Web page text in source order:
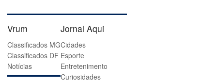
Vrum
Classificados MG
Classificados DF
Notícias
Jornal Aqui
Cidades
Esporte
Entretenimento
Curiosidades